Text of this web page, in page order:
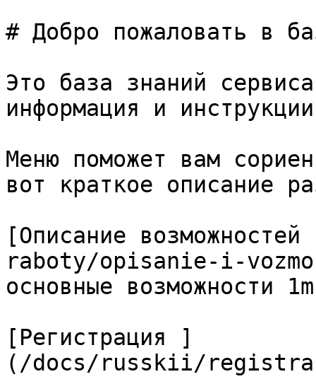
# Добро пожаловать в
Это база знаний
информация и
Меню поможет вам
вот краткое описание
[Описание
raboty/opisanie-i-
основные возможности
[Регистрация ]
(/docs/russkii/